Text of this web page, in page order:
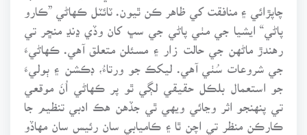
چاپڙائي ۽ منافقت کي ظاهر ڪن ٿيون. ٽائٽل ڪهاڻي ”ڪارو
پاڻي“ ايشيا جي مٺي پاڻي جي سڀ کان وڏي ڍنڍ منڇر تي
رهندڙ ماڻهن جي حالت زار ۽ مسئلن متعلق آهي. ڪهاڻيءَ
جي شروعات سُٺي آهي. ليکڪ جو ورتاءُ، ڊڪشن ۽ ٻوليءَ
جو استعمال بلڪل حقيقي لڳي ٿو پر ڪهاڻي اُنَ موقعي
تي پنهنجو اثر وڃائي ويهي ٿي جڏهن هڪ ادبي تنظيم جا
ڪارڪن منظر تي اچن ٿا ۽ ڪاميابي سان رئيس سان مهاڏو